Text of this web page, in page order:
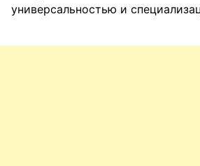
универсальностью и